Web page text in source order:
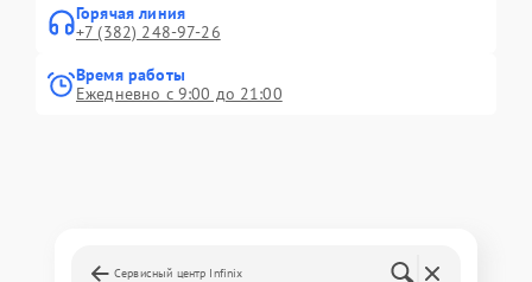
Горячая линия
+7 (382) 248-97-26
Время работы
Ежедневно с 9:00 до 21:00
Сервисный центр Infinix